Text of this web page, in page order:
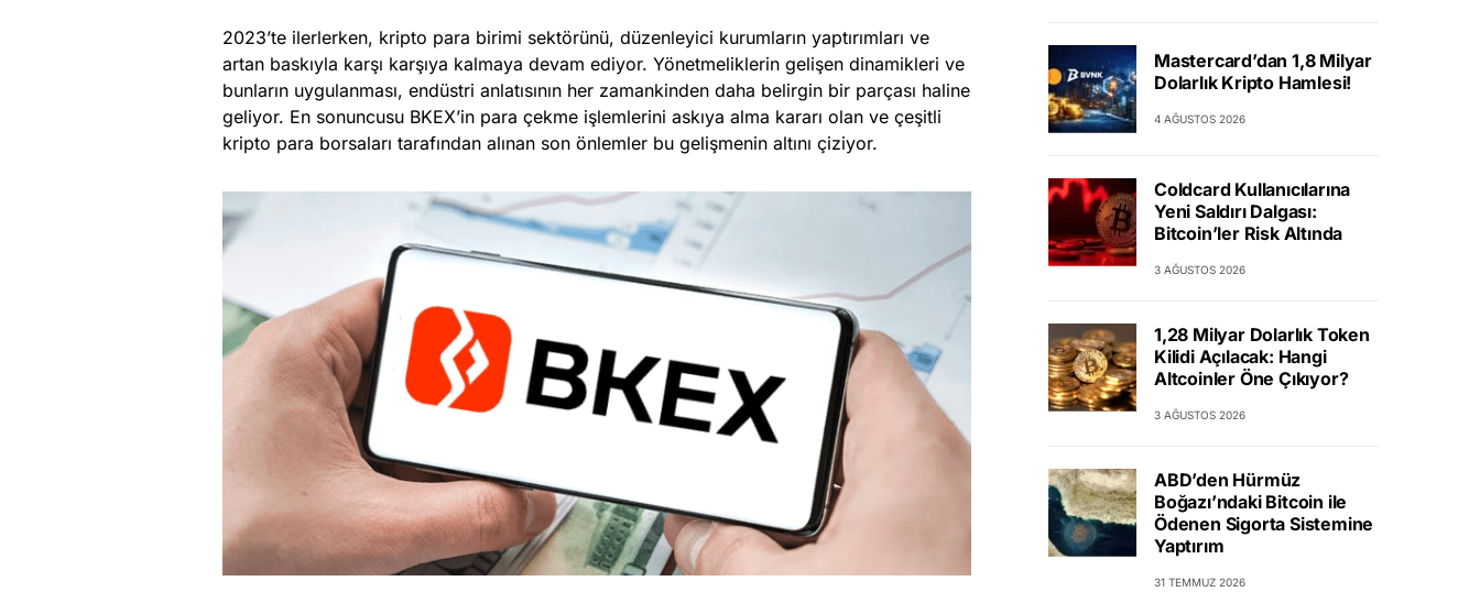
2023’te ilerlerken, kripto para birimi sektörünü, düzenleyici kurumların yaptırımları ve
artan baskıyla karşı karşıya kalmaya devam ediyor. Yönetmeliklerin gelişen dinamikleri ve
bunların uygulanması, endüstri anlatısının her zamankinden daha belirgin bir parçası haline
geliyor. En sonuncusu BKEX’in para çekme işlemlerini askıya alma kararı olan ve çeşitli
kripto para borsaları tarafından alınan son önlemler bu gelişmenin altını çiziyor.
Mastercard’dan 1,8 Milyar
Dolarlık Kripto Hamlesi!
4 AĞUSTOS 2026
Coldcard Kullanıcılarına
Yeni Saldırı Dalgası:
Bitcoin’ler Risk Altında
3 AĞUSTOS 2026
1,28 Milyar Dolarlık Token
Kilidi Açılacak: Hangi
Altcoinler Öne Çıkıyor?
3 AĞUSTOS 2026
ABD’den Hürmüz
Boğazı’ndaki Bitcoin ile
Ödenen Sigorta Sistemine
Yaptırım
31 TEMMUZ 2026